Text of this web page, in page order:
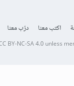
اكتب معنا درّب معنا
BY-NC-SA 4.0unless